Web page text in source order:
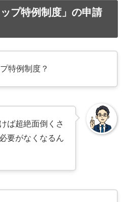
プ特例制度」の申請
特例制度？
ば超絶面倒くさ
要がなくなるん